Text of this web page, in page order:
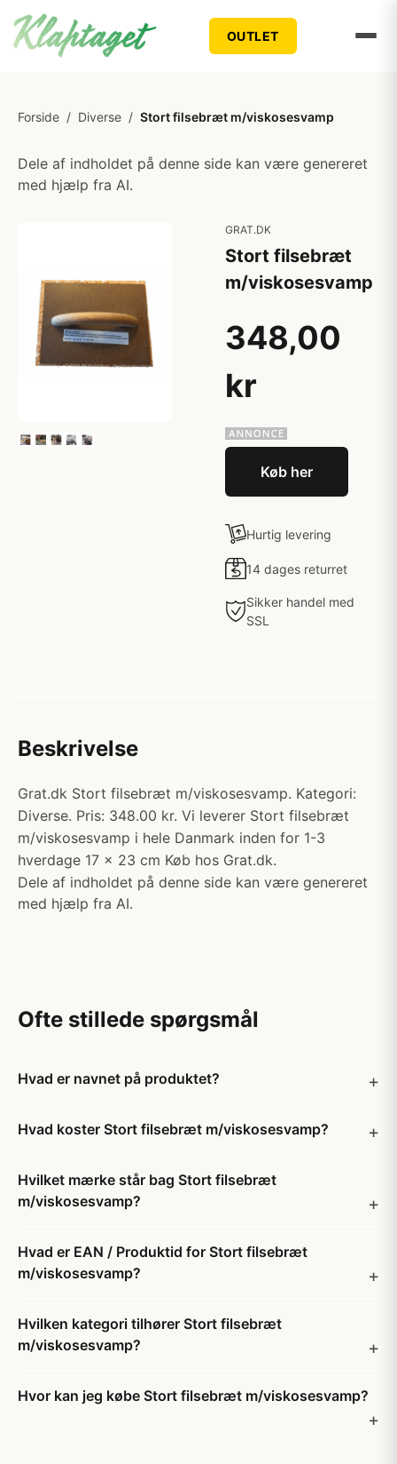
OUTLET
Forside / Diverse / Stort filsebræt m/viskosesvamp
Dele af indholdet på denne side kan være genereret
med hjælp fra AI.
GRAT.DK
Stort filsebræt
m/viskosesvamp
348,00
kr
Køb her
Hurtig levering
14 dages returret
Sikker handel med
SSL
Beskrivelse
Grat.dk Stort filsebræt m/viskosesvamp. Kategori:
Diverse. Pris: 348.00 kr. Vi leverer Stort filsebræt
m/viskosesvamp i hele Danmark inden for 1-3
hverdage 17 x 23 cm Køb hos Grat.dk.
Dele af indholdet på denne side kan være genereret
med hjælp fra AI.
Ofte stillede spørgsmål
Hvad er navnet på produktet?
Hvad koster Stort filsebræt m/viskosesvamp?
Hvilket mærke står bag Stort filsebræt
m/viskosesvamp?
Hvad er EAN / Produktid for Stort filsebræt
m/viskosesvamp?
Hvilken kategori tilhører Stort filsebræt
m/viskosesvamp?
Hvor kan jeg købe Stort filsebræt m/viskosesvamp?